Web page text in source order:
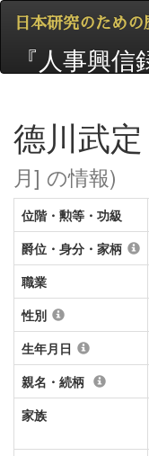
日本研究のため
『人事興
德川武定
月] の情報)
位階・勲等・功級
爵位・身分・家柄
職業
性別
生年月日
親名・続柄
家族